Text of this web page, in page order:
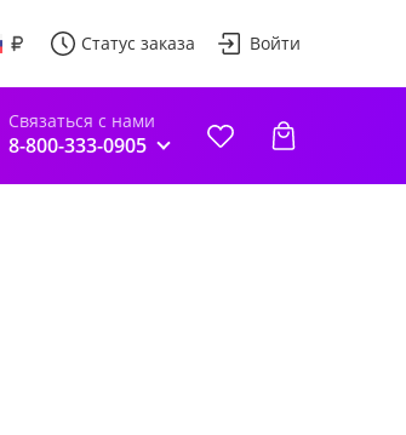
Статус заказа Войти
Связаться с нами
8-800-333-0905